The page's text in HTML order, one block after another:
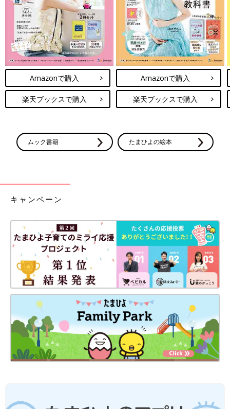
Amazonで購入
楽天ブックスで購入
Amazonで購入
楽天ブックスで購入
ムック書籍 たまひよの絵本
キャンペーン